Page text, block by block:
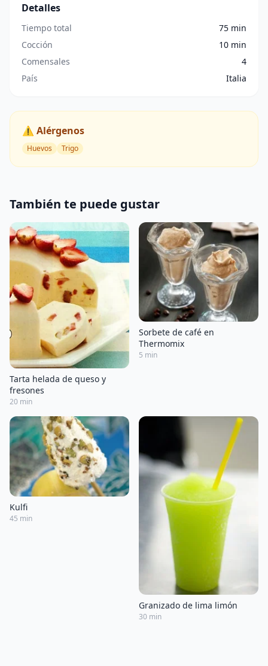
Detalles
Tiempo total
75 min
Cocción
10 min
Comensales
4
País
Italia
⚠️ Alérgenos
Huevos Trigo
También te puede gustar
Tarta helada de queso y
fresones
20 min
Sorbete de café en
Thermomix
5 min
Kulfi
45 min
Granizado de lima limón
30 min